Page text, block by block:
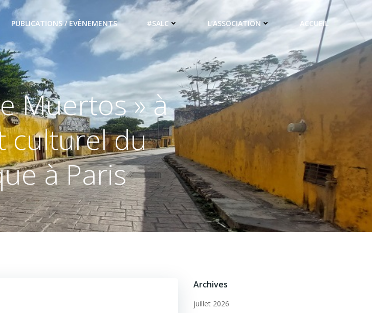
PUBLICATIONS / EVÈNEMENTS #SALC L’ASSOCIATION ACCUEIL
Muertos » à
culturel du
à Paris
Archives
juillet 2026